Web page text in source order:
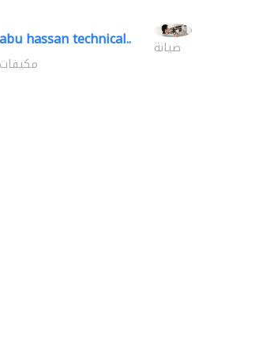
materials
abu hassan technical.. صيانة
مكيفات